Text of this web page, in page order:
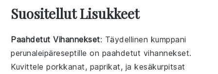
Suositellut Lisukkeet
Paahdetut Vihannekset: Täydellinen kumppani
perunaleipäreseptille on paahdetut vihannekset.
Kuvitteleporkkanat, paprikat, jakesäkurpitsat